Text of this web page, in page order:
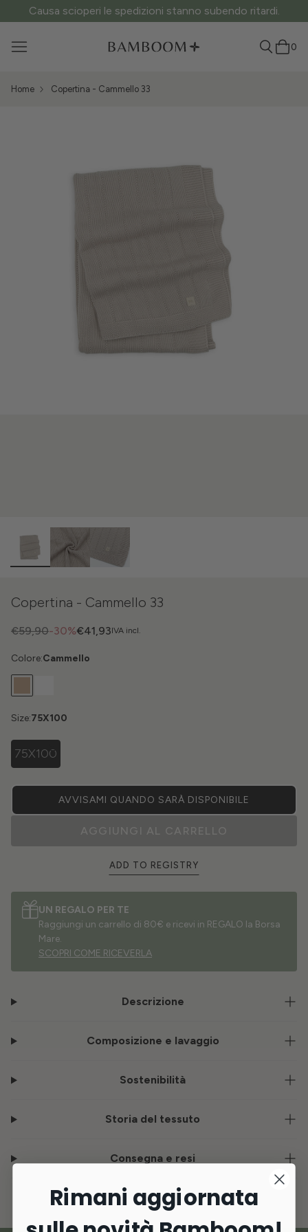
Causa scioperi le spedizioni stanno subendo ritardi.
0
Home Copertina - Cammello 33
Copertina - Cammello 33
IVA incl.
-30%
€59,90 €41,93
Colore:Cammello
Size:75X100
75X100
AVVISAMI QUANDO SARÀ DISPONIBILE
AGGIUNGI AL CARRELLO
ADD TO REGISTRY
UN REGALO PER TE
Raggiungi un carrello di 80€ e ricevi in REGALO la Borsa
Mare.
SCOPRI COME RICEVERLA
Descrizione
Composizione e lavaggio
Sostenibilità
Storia del tessuto
Consegna e resi
Rimani aggiornata